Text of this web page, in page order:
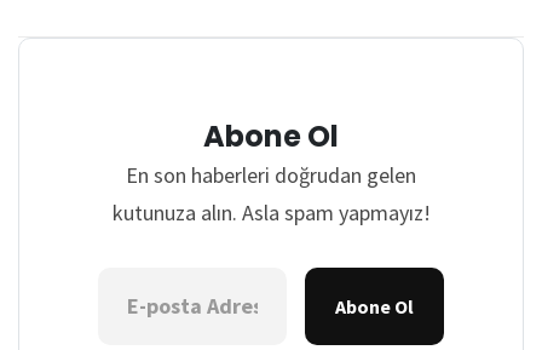
Abone Ol
En son haberleri doğrudan gelen
kutunuza alın. Asla spam yapmayız!
Abone Ol